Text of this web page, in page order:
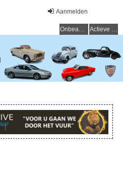
Aanmelden
Onbeantwoorde onderwerpen Actieve onderwerpen